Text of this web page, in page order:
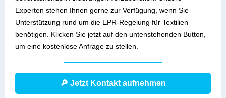
Experten stehen Ihnen gerne zur Verfügung, wenn Sie
Unterstützung rund um die EPR-Regelung für Textilien
benötigen. Klicken Sie jetzt auf den untenstehenden Button,
um eine kostenlose Anfrage zu stellen.
🔎 Jetzt Kontakt aufnehmen